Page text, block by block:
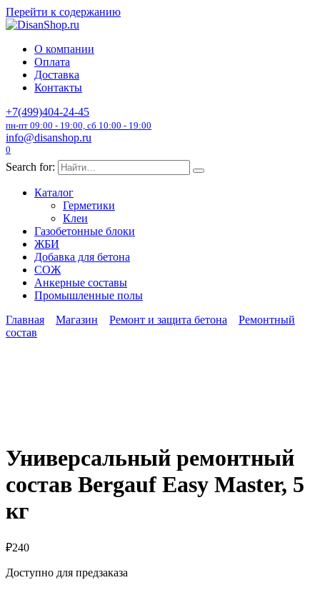
Перейти к содержанию
О компании
Оплата
Доставка
Контакты
+7(499)404-24-45
пн-пт 09:00 - 19:00, сб 10:00 - 19:00
info@disanshop.ru
0
Search for:
Каталог
Герметики
Клеи
Газобетонные блоки
ЖБИ
Добавка для бетона
СОЖ
Анкерные составы
Промышленные полы
Главная
Магазин Ремонт и защита бетона
Ремонтный
состав
Универсальный ремонтный
состав Bergauf Easy Master, 5
кг
₽240
Доступно для предзаказа